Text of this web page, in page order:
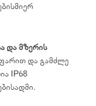
და მზერის
და გამძლე
IP68